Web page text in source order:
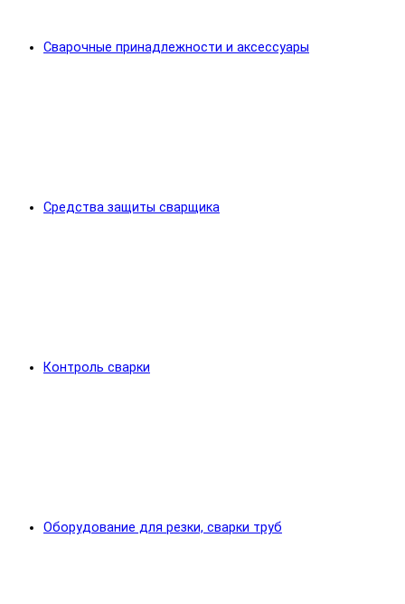
Сварочные принадлежности и аксессуары
Средства защиты сварщика
Контроль сварки
Оборудование для резки, сварки труб